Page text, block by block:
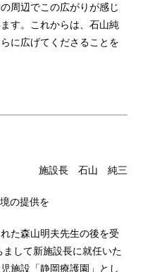
周辺でこの広がりが感じ
す。これからは、石山純
に広げてくださることを
施設長 石山 純三
の提供を
た森山明夫先生の後を受
まして新施設長に就任いた
施設「静岡療護園」とし